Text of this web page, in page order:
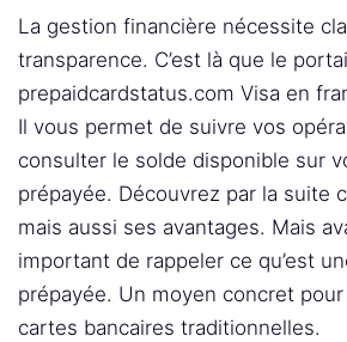
La gestion financière nécessite
transparence. C’est là que le
prepaidcardstatus.com Visa en
Il vous permet de suivre vos
consulter le solde disponible sur
prépayée. Découvrez par la suite
mais aussi ses avantages. Mais
important de rappeler ce qu’est
prépayée. Un moyen concret
cartes bancaires traditionnelles.